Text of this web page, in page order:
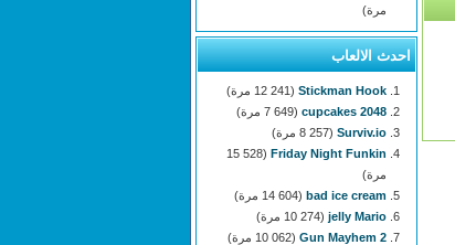
مرة)
احدث الالعاب
Stickman Hook (12 241 مرة)
2048 cupcakes
(7 649 مرة)
Surviv.io (8 257 مرة)
Friday Night Funkin
(15 528
مرة)
bad ice cream (14 604 مرة)
jelly Mario (10 274 مرة)
Gun Mayhem 2 (10 062 مرة)